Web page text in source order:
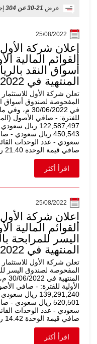
عرض 21-30 عن 304
25/08/2022
إعلان شركة
القوائم المالية
أسواق النقد
المنتهية في 30/06/2022 م للجمهور
تعلن شركة الأول للاستثمار
المفحوصة لصندوق أسواق
في 30/06/
للفترة: - صافي الأصول
122,587,497
صافي قيمة الوحدة 21.40 ريال سعودي - العائد للفترة 0.52%
اقرأ أكثر
25/08/2022
إعلان شركة
القوائم المالية
اليسر للمرابحة
المنتهية في 30/06/2022 م للجمهور
تعلن شركة الأول للاستثمار
المفحوصة لصندوق اليسر
الأولية للفترة: - صافي
139,291,240
صافي قيمة الوحدة 14.42 ريال سعودي - العائد للفترة 0.35%
اقرأ أكثر